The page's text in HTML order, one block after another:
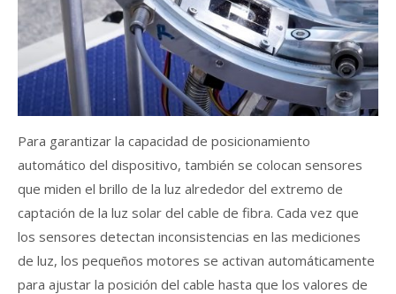
Para garantizar la capacidad de posicionamiento
automático del dispositivo, también se colocan sensores
que miden el brillo de la luz alrededor del extremo de
captación de la luz solar del cable de fibra. Cada vez que
los sensores detectan inconsistencias en las mediciones
de luz, los pequeños motores se activan automáticamente
para ajustar la posición del cable hasta que los valores de